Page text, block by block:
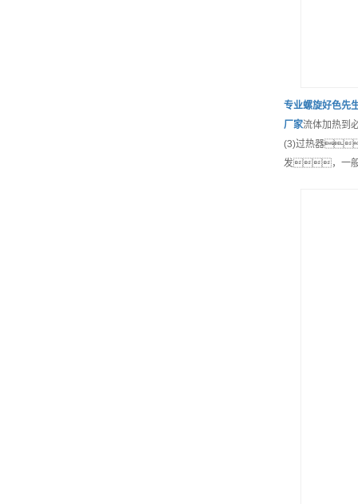
专业螺旋好色先
厂家流体加热
(3)过热器
发，一般